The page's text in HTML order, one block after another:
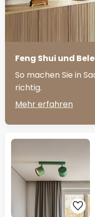
Feng Shui und
So machen Sie in
richtig.
Mehr erfahren